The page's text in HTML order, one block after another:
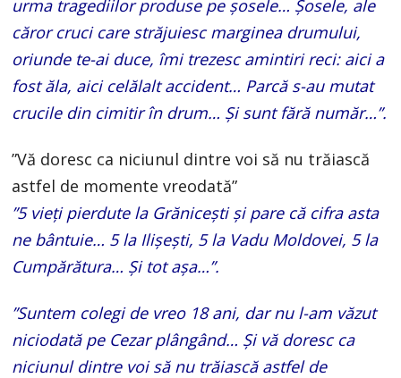
urma tragediilor produse pe șosele… Șosele, ale
căror cruci care străjuiesc marginea drumului,
oriunde te-ai duce, îmi trezesc amintiri reci: aici a
fost ăla, aici celălalt accident… Parcă s-au mutat
crucile din cimitir în drum… Și sunt fără număr…”.
”Vă doresc ca niciunul dintre voi să nu trăiască
astfel de momente vreodată”
”5 vieți pierdute la Grănicești și pare că cifra asta
ne bântuie… 5 la Ilișești, 5 la Vadu Moldovei, 5 la
Cumpărătura… Și tot așa…”.
”Suntem colegi de vreo 18 ani, dar nu l-am văzut
niciodată pe Cezar plângând… Și vă doresc ca
niciunul dintre voi să nu trăiască astfel de